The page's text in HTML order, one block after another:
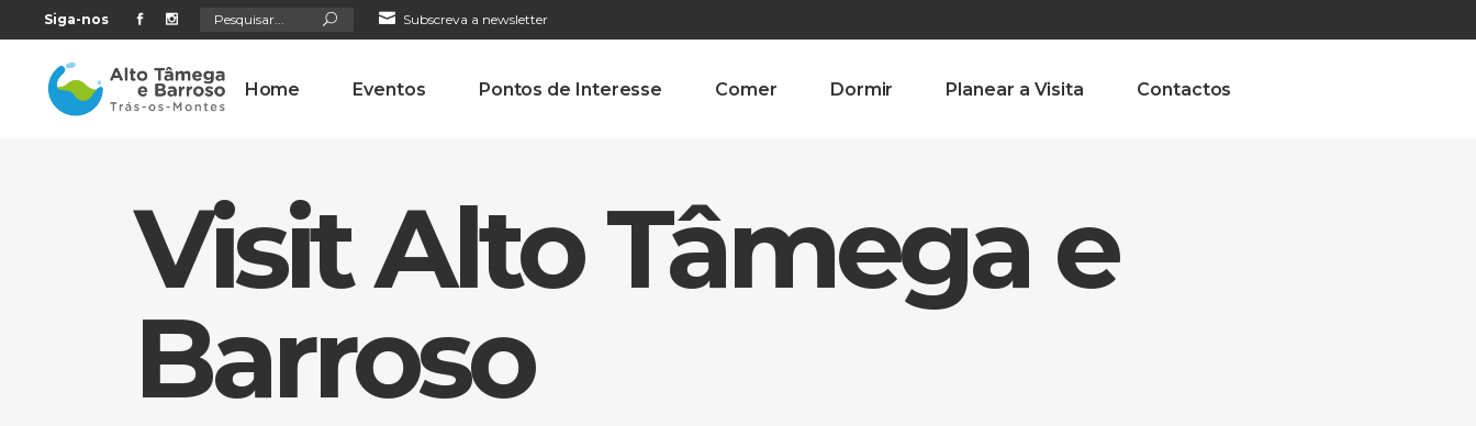
Siga-nos Search
for: Subscreva a newsletter
Home Eventos Pontos de Interesse Comer Dormir Planear a Visita Contactos
Visit Alto Tâmega e
Barroso